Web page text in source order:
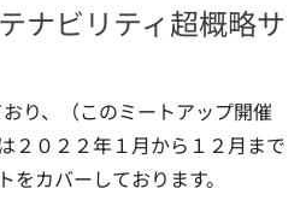
ナビリティ超概略サ
り、（このミートアップ開催
２０２２年１月から１２月まで
カバーしております。